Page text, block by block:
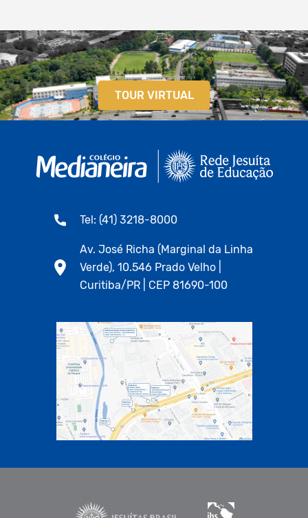
TOUR VIRTUAL
Tel: (41) 3218-8000
Av. José Richa (Marginal da Linha
Verde), 10.546 Prado Velho |
Curitiba/PR | CEP 81690-100